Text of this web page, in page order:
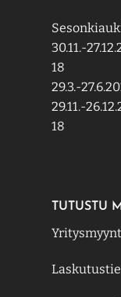
30.11.-
18
29.3.-
29.11.-
18
TUTUSTU